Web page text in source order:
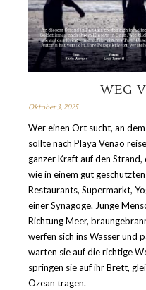
WEG
Oktober 3, 2025
Wer einen Ort sucht, an
sollte nach Playa Venao
ganzer Kraft auf den
wie in einem gut
Restaurants, Supermarkt,
einer Synagoge. Junge
Richtung Meer,
werfen sich ins Wasser und
warten sie auf die richtige
springen sie auf ihr Brett,
Ozean tragen.